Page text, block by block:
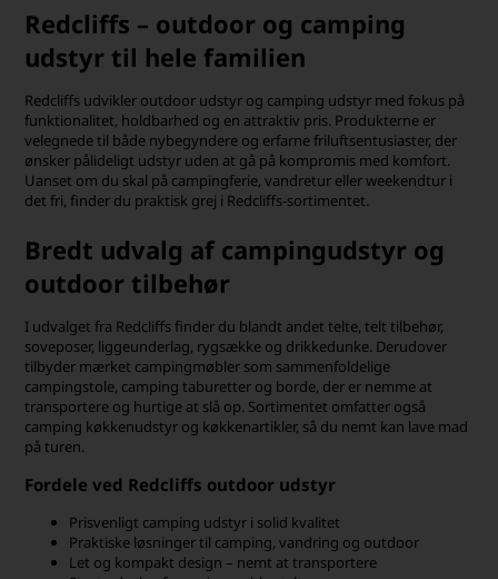
Redcliffs – outdoor og camping
udstyr til hele familien
Redcliffs udvikler outdoor udstyr og camping udstyr med fokus på
funktionalitet, holdbarhed og en attraktiv pris. Produkterne er
velegnede til både nybegyndere og erfarne friluftsentusiaster, der
ønsker pålideligt udstyr uden at gå på kompromis med komfort.
Uanset om du skal på campingferie, vandretur eller weekendtur i
det fri, finder du praktisk grej i Redcliffs-sortimentet.
Bredt udvalg af campingudstyr og
outdoor tilbehør
I udvalget fra Redcliffs finder du blandt andet telte, telt tilbehør,
soveposer, liggeunderlag, rygsække og drikkedunke. Derudover
tilbyder mærket campingmøbler som sammenfoldelige
campingstole, camping taburetter og borde, der er nemme at
transportere og hurtige at slå op. Sortimentet omfatter også
camping køkkenudstyr og køkkenartikler, så du nemt kan lave mad
på turen.
Fordele ved Redcliffs outdoor udstyr
Prisvenligt camping udstyr i solid kvalitet
Praktiske løsninger til camping, vandring og outdoor
Let og kompakt design – nemt at transportere